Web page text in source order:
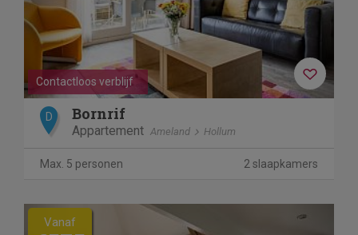
Contactloos verblijf
D Bornrif
Appartement Ameland Hollum
Max. 5 personen 2 slaapkamers
Previous
Vanaf